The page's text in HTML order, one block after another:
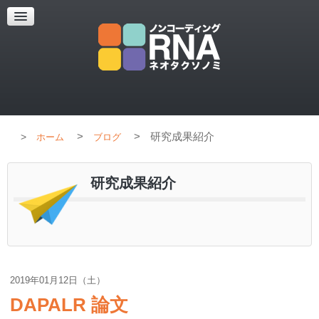
超解像顕微鏡
超解像顕微鏡の紹介
ホーム > ブログ > 研究成果紹介
研究成果紹介
2019年01月12日（土）
DAPALR 論文